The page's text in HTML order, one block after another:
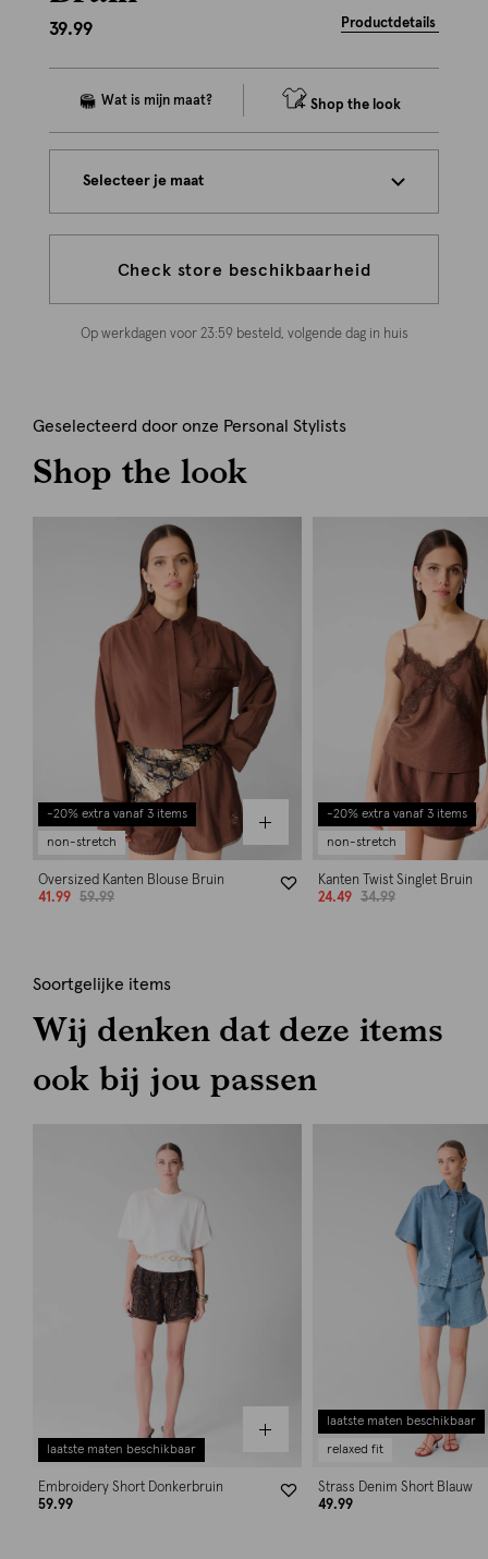
39.99 Productdetails
Shop the look
Selecteer je maat
Check store beschikbaarheid
Op werkdagen voor 23:59 besteld, volgende dag in huis
Geselecteerd door onze Personal Stylists
Shop the look
-20% extra vanaf 3 items
non-stretch
Oversized Kanten Blouse Bruin
41.99
59.99
-20% extra vanaf 3 items
non-stretch
Kanten Twist Singlet Bruin
24.49
34.99
Soortgelijke items
Wij denken dat deze items
ook bij jou passen
laatste maten beschikbaar
Embroidery Short Donkerbruin
59.99
laatste maten beschikbaar
relaxed fit
Strass Denim Short Blauw
49.99